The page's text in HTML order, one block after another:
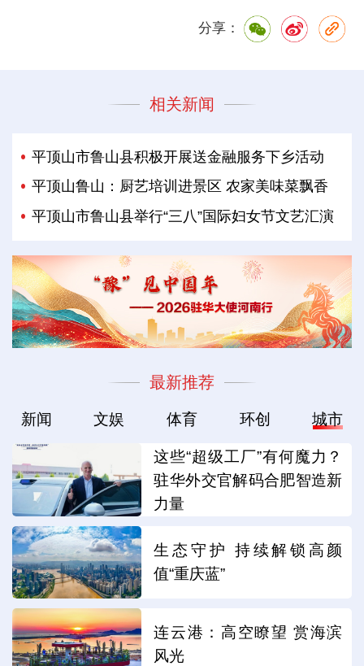
分享：
相关新闻
平顶山市鲁山县积极开展送金融服务下乡活动
平顶山鲁山：厨艺培训进景区 农家美味菜飘香
平顶山市鲁山县举行“三八”国际妇女节文艺汇演
最新推荐
新闻 文娱 体育 环创 城市
这些“超级工厂”有何魔力？
驻华外交官解码合肥智造新
力量
生态守护 持续解锁高颜
值“重庆蓝”
连云港：高空瞭望 赏海滨
风光